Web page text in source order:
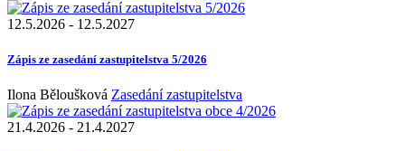
12.5.2026 - 12.5.2027
Zápis ze zasedání zastupitelstva 5/2026
Ilona Běloušková Zasedání zastupitelstva
21.4.2026 - 21.4.2027